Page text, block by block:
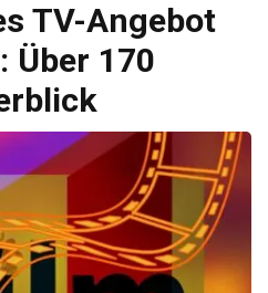
TV-Angebot
Über 170